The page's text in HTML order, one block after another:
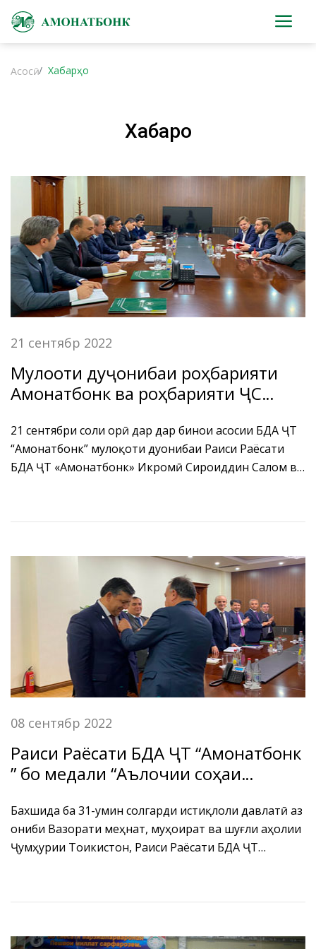
Асосӣ Хабарҳо
Хабарҳо
21 сентябр 2022
Мулоқоти дуҷонибаи роҳбарияти
Амонатбонк ва роҳбарияти ҶС
21 сентябри соли ҷорӣ дар дар бинои асосии БДА ҶТ
“Амонатбонк” мулоқоти дуҷонибаи Раиси Раёсати
БДА ҶТ «Амонатбонк» Икромӣ Сироҷиддин Салом ва
08 сентябр 2022
Раиси Раёсати БДА ҶТ “Амонатбонк
” бо медали “Аълочии соҳаи
сарфароз гардонида шуд.
Бахшида ба 31-умин солгарди истиқлоли давлатӣ аз
ҷониби Вазорати меҳнат, муҳоҷират ва шуғли аҳолии
Ҷумҳурии Тоҷикистон, Раиси Раёсати БДА ҶТ
пешрафти кишвари маҳбубамон, алалхусус соҳаи
меҳнат, муҳоҷират ва шуғли аҳолӣ” сарфароз